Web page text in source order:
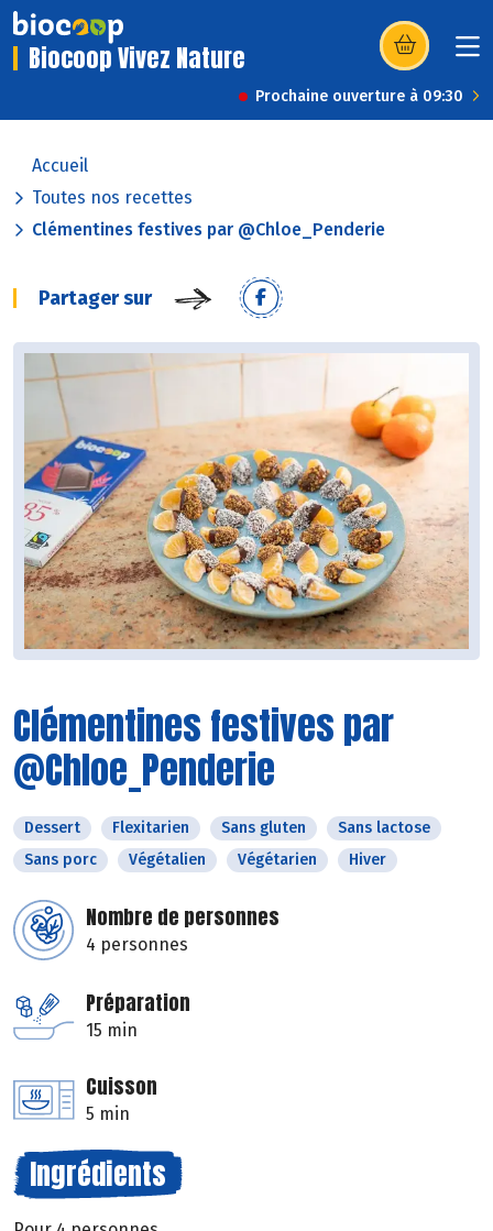
Biocoop Vivez Nature (s’ouvre dans
Prochaine ouverture à 09:30
Accueil
Toutes nos recettes
Clémentines festives par @Chloe_Penderie
Partager sur
Clémentines festives par
@Chloe_Penderie
Dessert Flexitarien Sans gluten
Sans lactose
Sans porc
Végétalien Végétarien Hiver
Nombre de personnes
4 personnes
Préparation
15 min
Cuisson
5 min
Ingrédients